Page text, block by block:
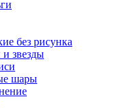
без рисунка
звезды
шары